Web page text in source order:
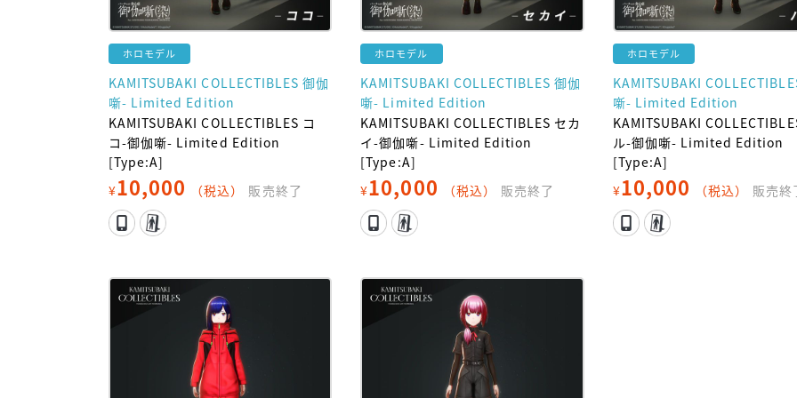
ホロモデル
KAMITSUBAKI COLLECTIBLES 御伽
噺- Limited Edition
KAMITSUBAKI COLLECTIBLES コ
コ-御伽噺- Limited Edition
[Type:A]
¥10,000 （税込） 販売終了
ホロモデル
KAMITSUBAKI COLLECTIBLES 御伽
噺- Limited Edition
KAMITSUBAKI COLLECTIBLES セカ
イ-御伽噺- Limited Edition
[Type:A]
¥10,000 （税込） 販売終了
ホロモデル
KAMITSUBAKI
噺- Limited Edition
KAMITSUBAKI
ル-御伽噺- Limited Edition
[Type:A]
¥10,000 （税込） 販売終